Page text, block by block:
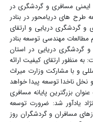
ایمنی مسافری و گردشگری در
طرح های دریامحور در بنادر
و گردشگری دریایی و ارتقای
مطالعات مهندسی توسعه بنادر
گردشگری دریایی در استان
منظور ارتقای کیفیت ارائه
و با مشارکت وزارت میراث
نخل ناخدا توسعه پیدا خواهد
بزرگترین پایانه مسافری
یادآور شد: ضرورت توسعه
مسافران و گردشگران روز